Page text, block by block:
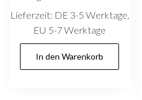
Lieferzeit: DE 3-5 Werktage,
EU 5-7 Werktage
In den Warenkorb